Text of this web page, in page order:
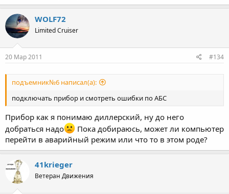
WOLF72
Limited Cruiser
20 Мар 2011 #134
подъемник№6 написал(а):
подключать прибор и смотреть ошибки по АБС
Прибор как я понимаю диллерский, ну до него
добраться надо
Пока добираюсь, может ли компьютер
перейти в аварийный режим или что то в этом роде?
41krieger
Ветеран Движения